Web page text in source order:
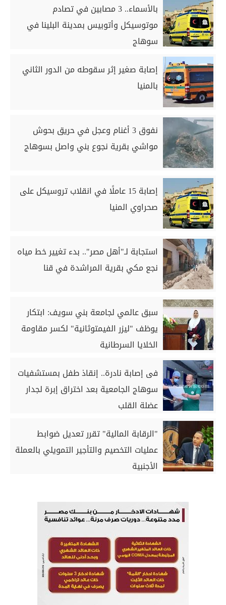
بالأسماء.. 3 مصابين في تصادم
موتوسيكل وأتوبيس بمدينة البلينا في
سوهاج
إصابة صغير إثر سقوطه من الدور الثاني
بالمنيا
نفوق 3 أغنام وعجل في حريق بحوش
مواشي بقرية نجوع بني واصل بسوهاج
إصابة 15 عاملًا في انقلاب تروسيكل على
صحراوي المنيا
استجابة لـ"أهل مصر".. بدء تغيير خط مياه
نجع مكي بقرية المراشدة في قنا
سبق عالمي لجامعة بني سويف: ابتكار
يوظف "ليزر الفيمتوثانية" لكسر مقاومة
الخلايا السرطانية
فى إصابة نادرة.. إنقاذ طفل بمستشفيات
سوهاج الجامعية بعد اختراق إبرة لجدار
عضلة القلب
"الرقابة المالية" تقرر تعديل ضوابط
عمليات التخصيم والتأجير التمويلي بالعملة
الأجنبية